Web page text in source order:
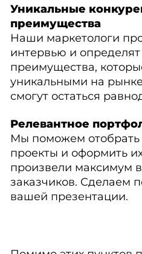
Уникальные
преимущества
Наши маркетологи
интервью и
преимущества,
уникальными на
смогут остаться
Релевантное
Мы поможем
проекты и оформить
произвели максимум
заказчиков. Сделаем
вашей презентации.